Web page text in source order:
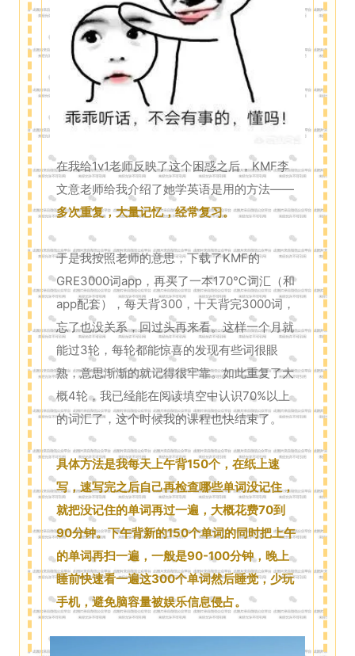
在我给1v1老师反映了这个困惑之后，KMF李
文意老师给我介绍了她学英语是用的方法——
多次重复，大量记忆，经常复习。
于是我按照老师的意思，下载了KMF的
GRE3000词app，再买了一本170℃词汇（和
app配套），每天背300，十天背完3000词，
忘了也没关系，回过头再来看。这样一个月就
能过3轮，每轮都能惊喜的发现有些词很眼
熟，意思渐渐的就记得很牢靠。如此重复了大
概4轮，我已经能在阅读填空中认识70%以上
的词汇了，这个时候我的课程也快结束了。
具体方法是我每天上午背150个，在纸上速
写，速写完之后自己再检查哪些单词没记住，
就把没记住的单词再过一遍，大概花费70到
90分钟。下午背新的150个单词的同时把上午
的单词再扫一遍，一般是90-100分钟，晚上
睡前快速看一遍这300个单词然后睡觉，少玩
手机，避免脑容量被娱乐信息侵占。